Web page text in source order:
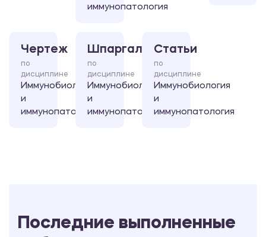
иммунопатология
Чертеж
по
дисциплине
Иммунобиология
и
иммунопатология
Шпаргалка
по
дисциплине
Иммунобиология
и
иммунопатология
Статьи
по
дисциплине
Иммунобиология
и
иммунопатология
Последние выполненные